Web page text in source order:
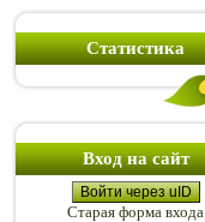
Статистика
Вход на сайт
Войти через uID
Старая форма входа